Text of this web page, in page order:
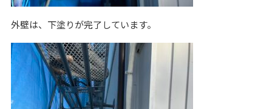
外壁は、下塗りが完了しています。